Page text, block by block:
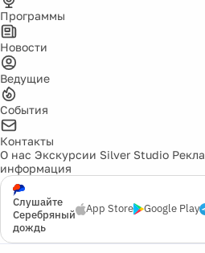
Программы
Новости
Ведущие
События
Контакты
О нас Экскурсии Silver Studio
информация
Слушайте
Серебряный
дождь
App Store Google Play